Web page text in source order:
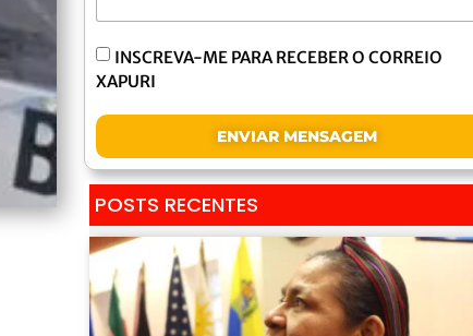
INSCREVA-ME PARA RECEBER O CORREIO
XAPURI
ENVIAR MENSAGEM
POSTS RECENTES